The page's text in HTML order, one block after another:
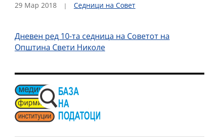
29 Мар 2018 Седници на Совет
Дневен ред 10-та седница на Советот на
Општина Свети Николе